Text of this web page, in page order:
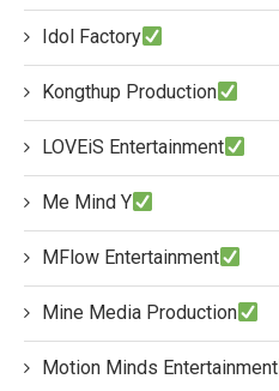
Idol Factory
Kongthup Production
LOVEiS Entertainment
Me Mind Y
MFlow Entertainment
Mine Media Production
Motion Minds Entertainment